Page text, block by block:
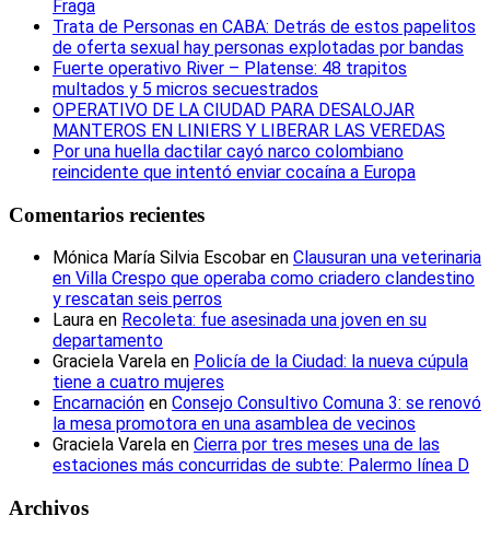
Fraga
Trata de Personas en CABA: Detrás de estos papelitos
de oferta sexual hay personas explotadas por bandas
Fuerte operativo River – Platense: 48 trapitos
multados y 5 micros secuestrados
OPERATIVO DE LA CIUDAD PARA DESALOJAR
MANTEROS EN LINIERS Y LIBERAR LAS VEREDAS
Por una huella dactilar cayó narco colombiano
reincidente que intentó enviar cocaína a Europa
Comentarios recientes
Mónica María Silvia Escobar en Clausuran una veterinaria
en Villa Crespo que operaba como criadero clandestino
y rescatan seis perros
Laura en Recoleta: fue asesinada una joven en su
departamento
Graciela Varela en Policía de la Ciudad: la nueva cúpula
tiene a cuatro mujeres
Encarnación en Consejo Consultivo Comuna 3: se renovó
la mesa promotora en una asamblea de vecinos
Graciela Varela en Cierra por tres meses una de las
estaciones más concurridas de subte: Palermo línea D
Archivos